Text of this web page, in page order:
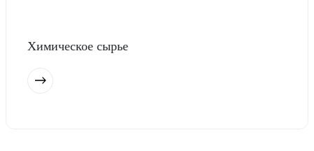
Химическое сырье